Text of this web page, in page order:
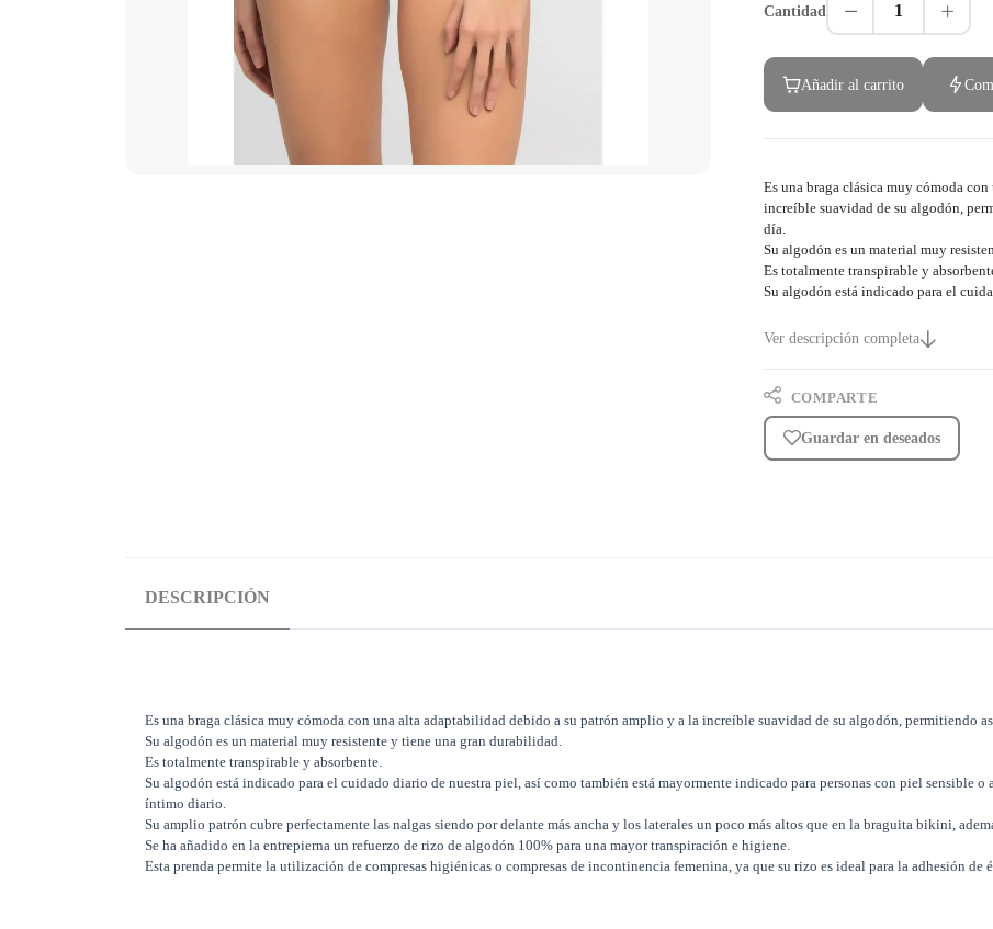
Cantidad 1
Añadir al carrito
Es una braga clásica muy cómoda
increíble suavidad de su algodón,
día.
Su algodón es un material muy
Es totalmente transpirable y
Su algodón está indicado para el
Ver descripción completa
COMPARTE
Guardar en deseados
DESCRIPCIÓN
Es una braga clásica muy cómoda con una alta adaptabilidad debido a su patrón amplio y a la increíble suavidad de su algodón, permitiendo
Su algodón es un material muy resistente y tiene una gran durabilidad.
Es totalmente transpirable y absorbente.
Su algodón está indicado para el cuidado diario de nuestra piel, así como también está mayormente indicado para personas con piel sensible
íntimo diario.
Su amplio patrón cubre perfectamente las nalgas siendo por delante más ancha y los laterales un poco más altos que en la braguita bikini,
Se ha añadido en la entrepierna un refuerzo de rizo de algodón 100% para una mayor transpiración e higiene.
Esta prenda permite la utilización de compresas higiénicas o compresas de incontinencia femenina, ya que su rizo es ideal para la adhesión de